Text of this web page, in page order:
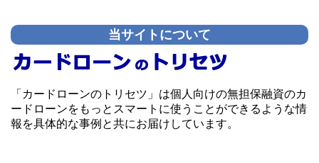
当サイトについて
「カードローンのトリセツ」は個人向けの無担保融資のカ
ードローンをもっとスマートに使うことができるような情
報を具体的な事例と共にお届けしています。